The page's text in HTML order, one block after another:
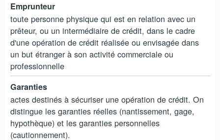
Emprunteur
toute personne physique qui est en relation avec un
prêteur, ou un intermédiaire de crédit, dans le cadre
d'une opération de crédit réalisée ou envisagée dans
un but étranger à son activité commerciale ou
professionnelle
Garanties
actes destinés à sécuriser une opération de crédit. On
distingue les garanties réelles (nantissement, gage,
hypothèque) et les garanties personnelles
(cautionnement).